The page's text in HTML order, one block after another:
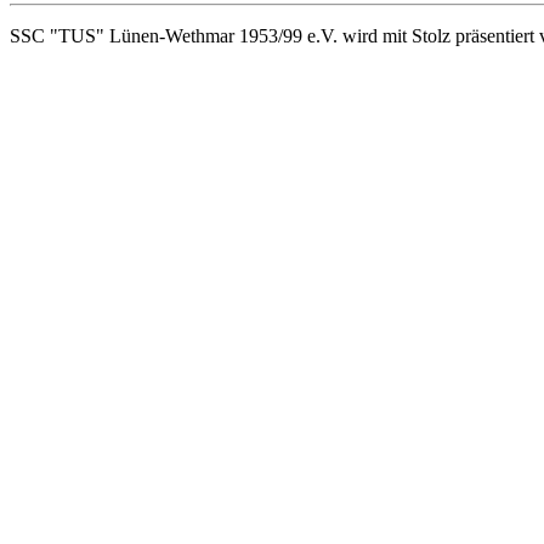
SSC "TUS" Lünen-Wethmar 1953/99 e.V. wird mit Stolz präsentiert